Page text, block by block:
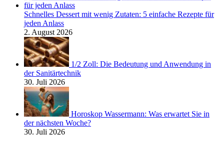
Schnelles Dessert mit wenig Zutaten: 5 einfache Rezepte für
jeden Anlass
2. August 2026
1/2 Zoll: Die Bedeutung und Anwendung in
der Sanitärtechnik
30. Juli 2026
Horoskop Wassermann: Was erwartet Sie in
der nächsten Woche?
30. Juli 2026